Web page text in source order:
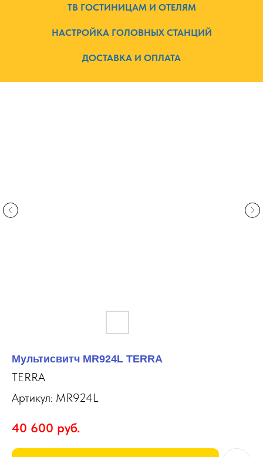
ТВ ГОСТИНИЦАМ И ОТЕЛЯМ
НАСТРОЙКА ГОЛОВНЫХ СТАНЦИЙ
ДОСТАВКА И ОПЛАТА
Мультисвитч MR924L TERRA
TERRA
Артикул: MR924L
40 600 руб.